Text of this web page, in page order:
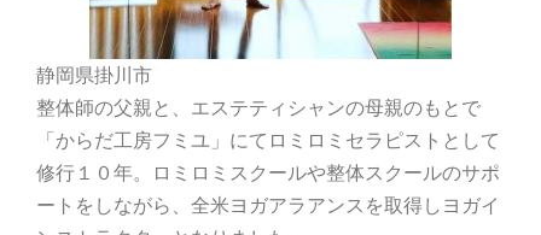
静岡県掛川市
整体師の父親と、エステティシャンの母親のもとで
「からだ工房フミユ」にてロミロミセラピストとして
修行１０年。ロミロミスクールや整体スクールのサポ
ートをしながら、全米ヨガアラアンスを取得しヨガイ